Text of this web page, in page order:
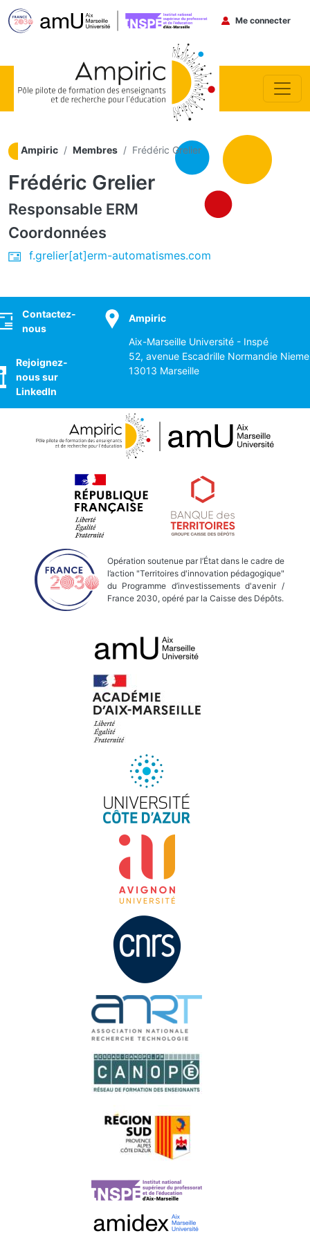
Menu du
Me connecter
Ampiric Membres Frédéric Grelier
Frédéric Grelier
Responsable ERM
Coordonnées
f.grelier[at]erm-automatismes.com
Contactez-
nous
Rejoignez-
nous sur
LinkedIn
Ampiric
Aix-Marseille Université - Inspé
52, avenue Escadrille Normandie
13013 Marseille
Opération soutenue par l’État dans le cadre de
l’action "Territoires d'innovation pédagogique"
du Programme d’investissements d'avenir /
France 2030, opéré par la Caisse des Dépôts.